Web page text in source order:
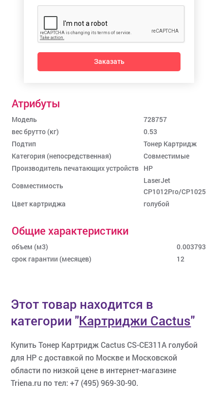
Заказать
Атрибуты
Модель
728757
вес брутто (кг)
0.53
Подтип
Тонер Картридж
Категория (непосредственная)
Совместимые
Производитель печатающих устройств HP
Совместимость
LaserJet
CP1012Pro/CP1025
Цвет картриджа
голубой
Общие характеристики
объем (м3)
0.003793
срок гарантии (месяцев)
12
Этот товар находится в
категории"Картриджи Cactus"
Купить Тонер Картридж Cactus CS-CE311A голубой
для HP с доставкой по Москве и Московской
области по низкой цене в интернет-магазине
Triena.ru по тел: +7 (495) 969-30-90.